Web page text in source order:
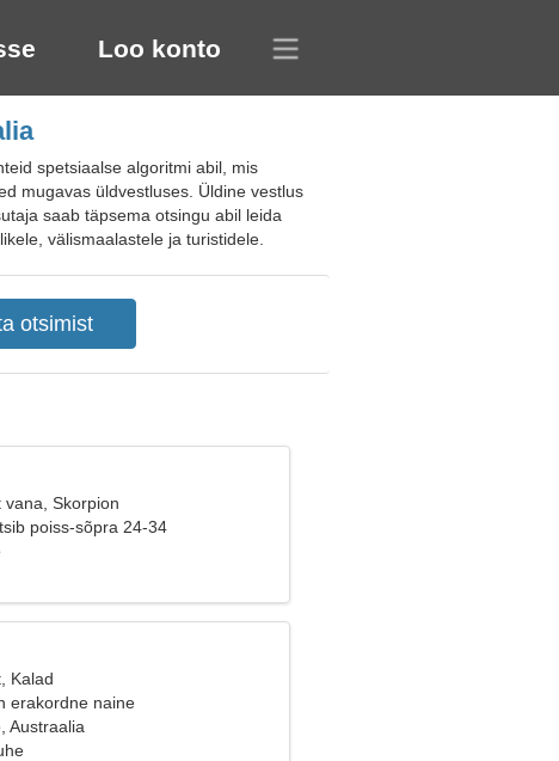
Loo konto
spetsiaalse algoritmi abil, mis
mugavas üldvestluses. Üldine vestlus
saab täpsema otsingu abil leida
välismaalastele ja turistidele.
vana, Skorpion
poiss-sõpra 24-34
Kalad
erakordne naine
Austraalia